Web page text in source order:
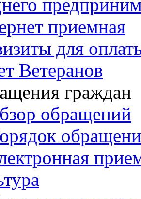
приемная
для
Ветеранов
граждан
обращений